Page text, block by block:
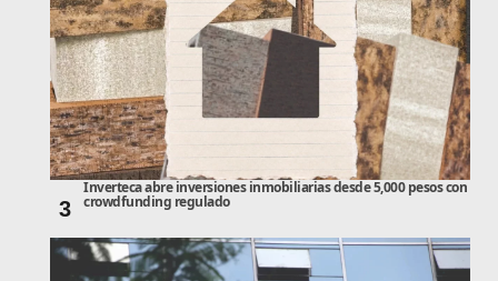
3
Inverteca abre inversiones inmobiliarias desde 5,000 pesos con
crowdfunding regulado